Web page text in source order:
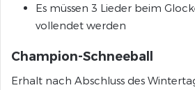
Es müssen 3 Lieder beim
vollendet werden
Champion-Schneeball
Erhalt nach Abschluss des